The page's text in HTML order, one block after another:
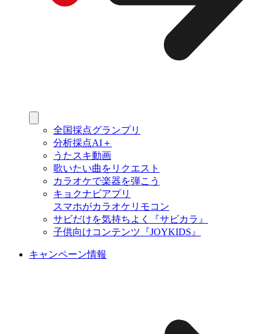
全国採点グランプリ
分析採点AI＋
うたスキ動画
歌いたい曲をリクエスト
カラオケで楽器を弾こう
キョクナビアプリ
スマホがカラオケリモコン
サビだけを気持ちよく『サビカラ』
子供向けコンテンツ『JOYKIDS』
キャンペーン情報